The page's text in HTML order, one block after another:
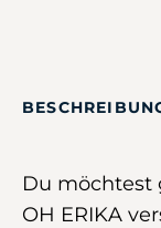
Du möchtest
OH ERIKA